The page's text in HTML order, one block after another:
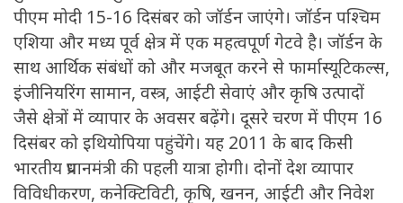
पीएम मोदी 15-16 दिसंबर को जॉर्डन जाएंगे। जॉर्डन पश्चिम
एशिया और मध्य पूर्व क्षेत्र में एक महत्वपूर्ण गेटवे है। जॉर्डन के
साथ आर्थिक संबंधों को और मजबूत करने से फार्मास्यूटिकल्स,
इंजीनियरिंग सामान, वस्त्र, आईटी सेवाएं और कृषि उत्पादों
जैसे क्षेत्रों में व्यापार के अवसर बढ़ेंगे। दूसरे चरण में पीएम 16
दिसंबर को इथियोपिया पहुंचेंगे। यह 2011 के बाद किसी
भारतीय प्रधानमंत्री की पहली यात्रा होगी। दोनों देश व्यापार
विविधीकरण, कनेक्टिविटी, कृषि, खनन, आईटी और निवेश